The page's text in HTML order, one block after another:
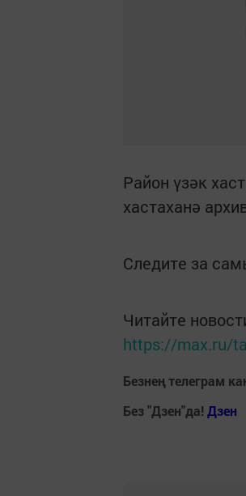
Район үзәк
хастаханә
Следите за
Читайте
https://max.ru/
Безнең телеграм
Без "Дзен"да! Дзен